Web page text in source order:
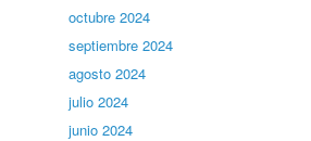
octubre 2024
septiembre 2024
agosto 2024
julio 2024
junio 2024